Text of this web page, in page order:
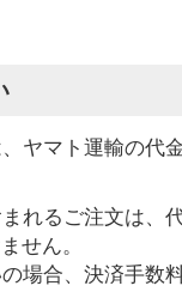
ヤマト運輸の代
れるご注文は、
せん。
場合、決済手数